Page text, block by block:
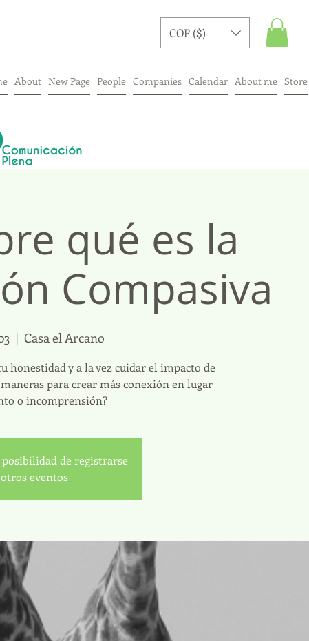
COP ($)
About New Page People Companies Calendar About me Store
qué es la
Compasiva
  |
Casa el Arcano
honestidad y a la vez cuidar el impacto de
para crear más conexión en lugar
o incomprensión?
posibilidad de registrarse
eventos